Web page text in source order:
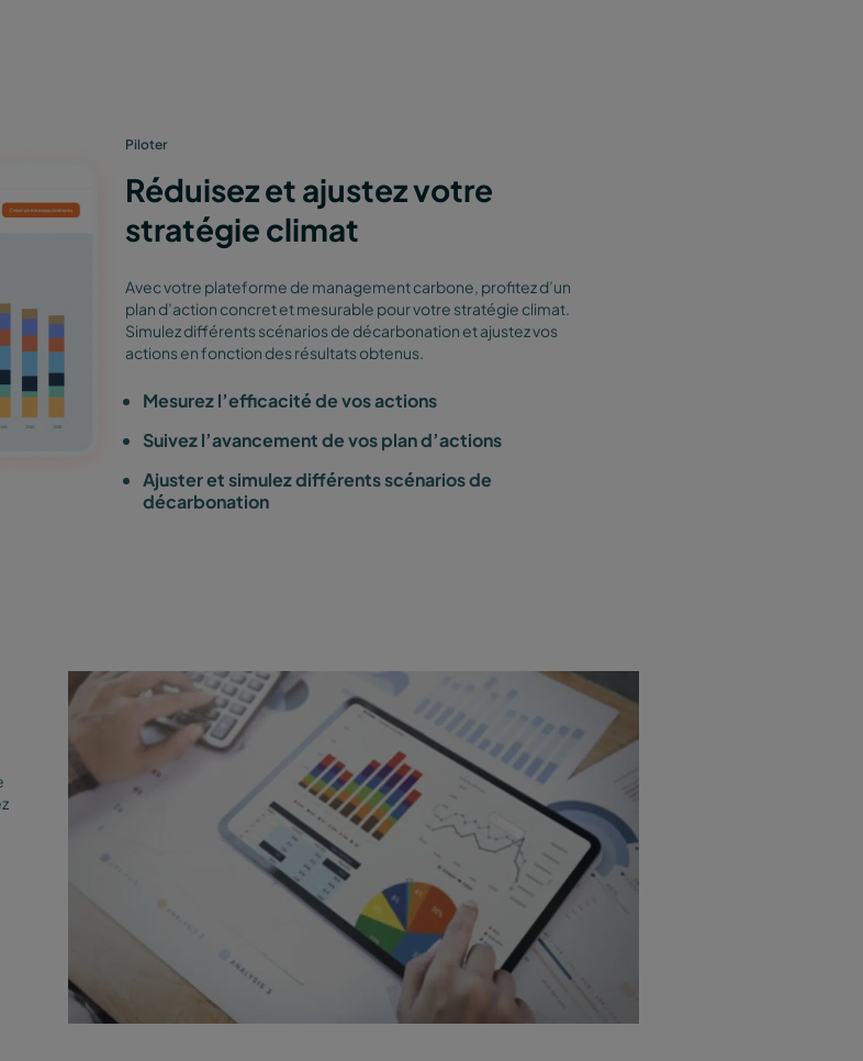
Piloter
Réduisez et ajustez votre
stratégie climat
Avec votre plateforme de management carbone, profitez d’un
plan d’action concret et mesurable pour votre stratégie climat.
Simulez différents scénarios de décarbonation et ajustez vos
actions en fonction des résultats obtenus.
Mesurez l’efficacité de vos actions
Suivez l’avancement de vos plan d’actions
Ajuster et simulez différents scénarios de
décarbonation